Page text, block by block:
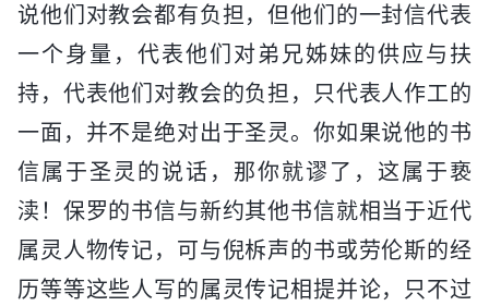
说他们对教会都有负担，但他们的一封信代表
一个身量，代表他们对弟兄姊妹的供应与扶
持，代表他们对教会的负担，只代表人作工的
一面，并不是绝对出于圣灵。你如果说他的书
信属于圣灵的说话，那你就谬了，这属于亵
渎！保罗的书信与新约其他书信就相当于近代
属灵人物传记，可与倪柝声的书或劳伦斯的经
历等等这些人写的属灵传记相提并论，只不过